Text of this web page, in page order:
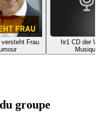
versteht Frau
hr1 CD der
Musique
groupe